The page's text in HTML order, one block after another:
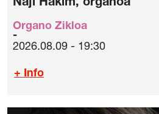
Naji Hakim, organoa
Organo Zikloa
2026.08.09 - 19:30
+ Info